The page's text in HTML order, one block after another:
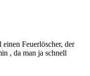
Feuerlöscher, der
, da man ja schnell